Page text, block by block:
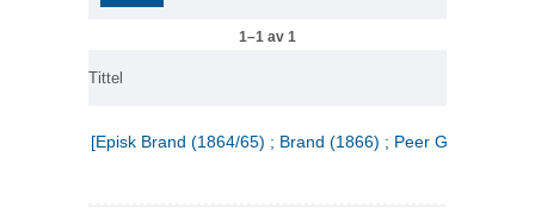
1–1 av 1
Tittel
[Episk Brand (1864/65) ; Brand (1866) ; Peer Gynt (1867)]